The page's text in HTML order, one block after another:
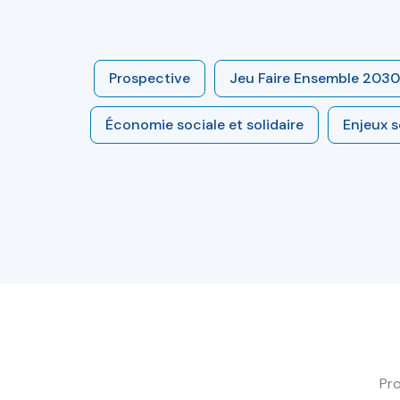
Prospective Jeu Faire Ensemble 2030
Économie sociale et solidaire Enjeux